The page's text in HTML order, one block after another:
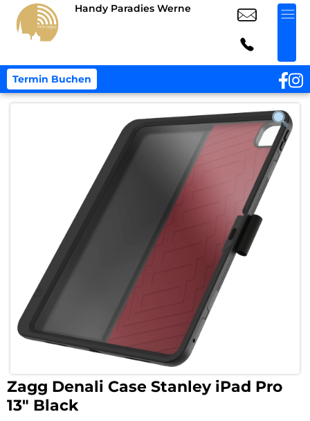
Handy Paradies Werne
Termin Buchen
Zagg Denali Case Stanley iPad Pro
13″ Black